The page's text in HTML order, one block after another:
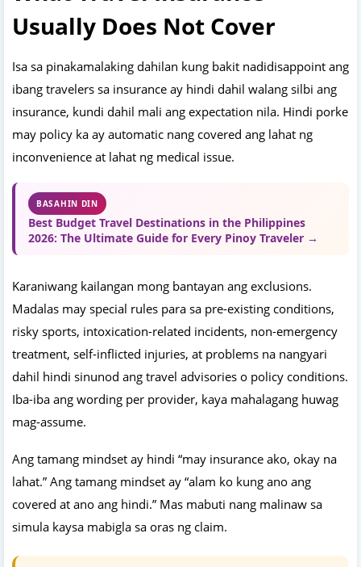
Usually Does Not Cover
Isa sa pinakamalaking dahilan kung bakit nadidisappoint ang
ibang travelers sa insurance ay hindi dahil walang silbi ang
insurance, kundi dahil mali ang expectation nila. Hindi porke
may policy ka ay automatic nang covered ang lahat ng
inconvenience at lahat ng medical issue.
BASAHIN DIN
Best Budget Travel Destinations in the Philippines
2026: The Ultimate Guide for Every Pinoy Traveler →
Karaniwang kailangan mong bantayan ang exclusions.
Madalas may special rules para sa pre-existing conditions,
risky sports, intoxication-related incidents, non-emergency
treatment, self-inflicted injuries, at problems na nangyari
dahil hindi sinunod ang travel advisories o policy conditions.
Iba-iba ang wording per provider, kaya mahalagang huwag
mag-assume.
Ang tamang mindset ay hindi “may insurance ako, okay na
lahat.” Ang tamang mindset ay “alam ko kung ano ang
covered at ano ang hindi.” Mas mabuti nang malinaw sa
simula kaysa mabigla sa oras ng claim.